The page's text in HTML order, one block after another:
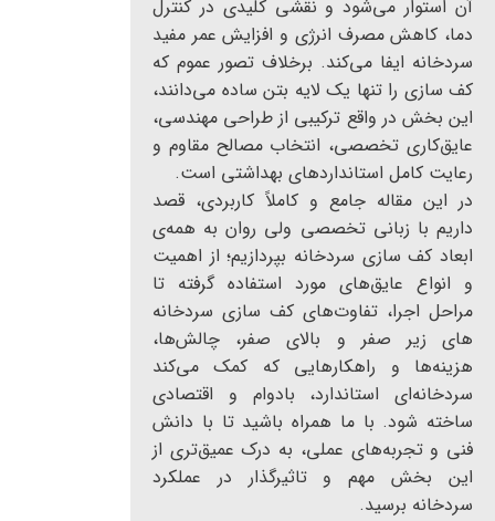
آن استوار می‌شود و نقشی کلیدی در کنترل
دما، کاهش مصرف انرژی و افزایش عمر مفید
سردخانه ایفا می‌کند. برخلاف تصور عموم که
کف سازی را تنها یک لایه بتن ساده می‌دانند،
این بخش در واقع ترکیبی از طراحی مهندسی،
عایق‌کاری تخصصی، انتخاب مصالح مقاوم و
رعایت کامل استانداردهای بهداشتی است.
در این مقاله جامع و کاملاً کاربردی، قصد
داریم با زبانی تخصصی ولی روان به همه‌ی
ابعاد کف سازی سردخانه بپردازیم؛ از اهمیت
و انواع عایق‌های مورد استفاده گرفته تا
مراحل اجرا، تفاوت‌های کف سازی سردخانه
های زیر صفر و بالای صفر، چالش‌ها،
هزینه‌ها و راهکارهایی که کمک می‌کند
سردخانه‌ای استاندارد، بادوام و اقتصادی
ساخته شود. با ما همراه باشید تا با دانش
فنی و تجربه‌های عملی، به درک عمیق‌تری از
این بخش مهم و تاثیرگذار در عملکرد
سردخانه برسید.